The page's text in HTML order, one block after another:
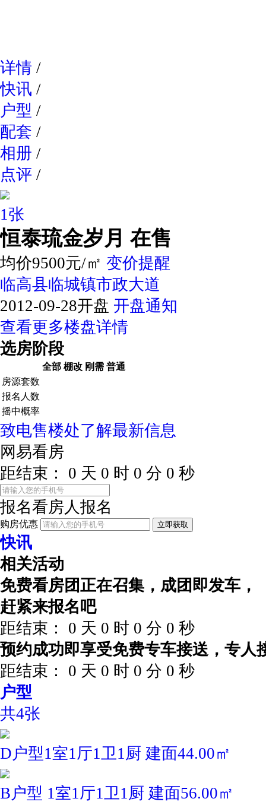
详情 /
快讯 /
户型 /
配套 /
相册 /
点评 /
1张
恒泰琉金岁月 在售
均价9500元/㎡ 变价提醒
临高县临城镇市政大道
2012-09-28开盘 开盘通知
查看更多楼盘详情
选房阶段
全部 棚改 刚需 普通
房源套数
报名人数
摇中概率
致电售楼处了解最新信息
网易看房
距结束：
0 天 0 时 0 分 0 秒
报名看房人报名
购房优惠 立即获取
快讯
相关活动
免费看房团正在召集，成团即发车，
赶紧来报名吧
距结束：
0 天 0 时 0 分 0 秒
预约成功即享受免费专车接送，专人
距结束：
0 天 0 时 0 分 0 秒
户型
共4张
D户型1室1厅1卫1厨 建面44.00㎡
B户型 1室1厅1卫1厨 建面56.00㎡